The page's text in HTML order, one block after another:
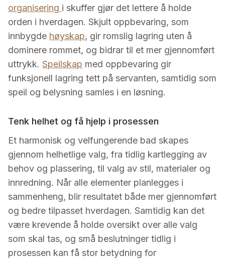
organisering i skuffer gjør det lettere å holde
orden i hverdagen. Skjult oppbevaring, som
innbygde høyskap, gir romslig lagring uten å
dominere rommet, og bidrar til et mer gjennomført
uttrykk. Speilskap med oppbevaring gir
funksjonell lagring tett på servanten, samtidig som
speil og belysning samles i en løsning.
Tenk helhet og få hjelp i prosessen
Et harmonisk og velfungerende bad skapes
gjennom helhetlige valg, fra tidlig kartlegging av
behov og plassering, til valg av stil, materialer og
innredning. Når alle elementer planlegges i
sammenheng, blir resultatet både mer gjennomført
og bedre tilpasset hverdagen. Samtidig kan det
være krevende å holde oversikt over alle valg
som skal tas, og små beslutninger tidlig i
prosessen kan få stor betydning for